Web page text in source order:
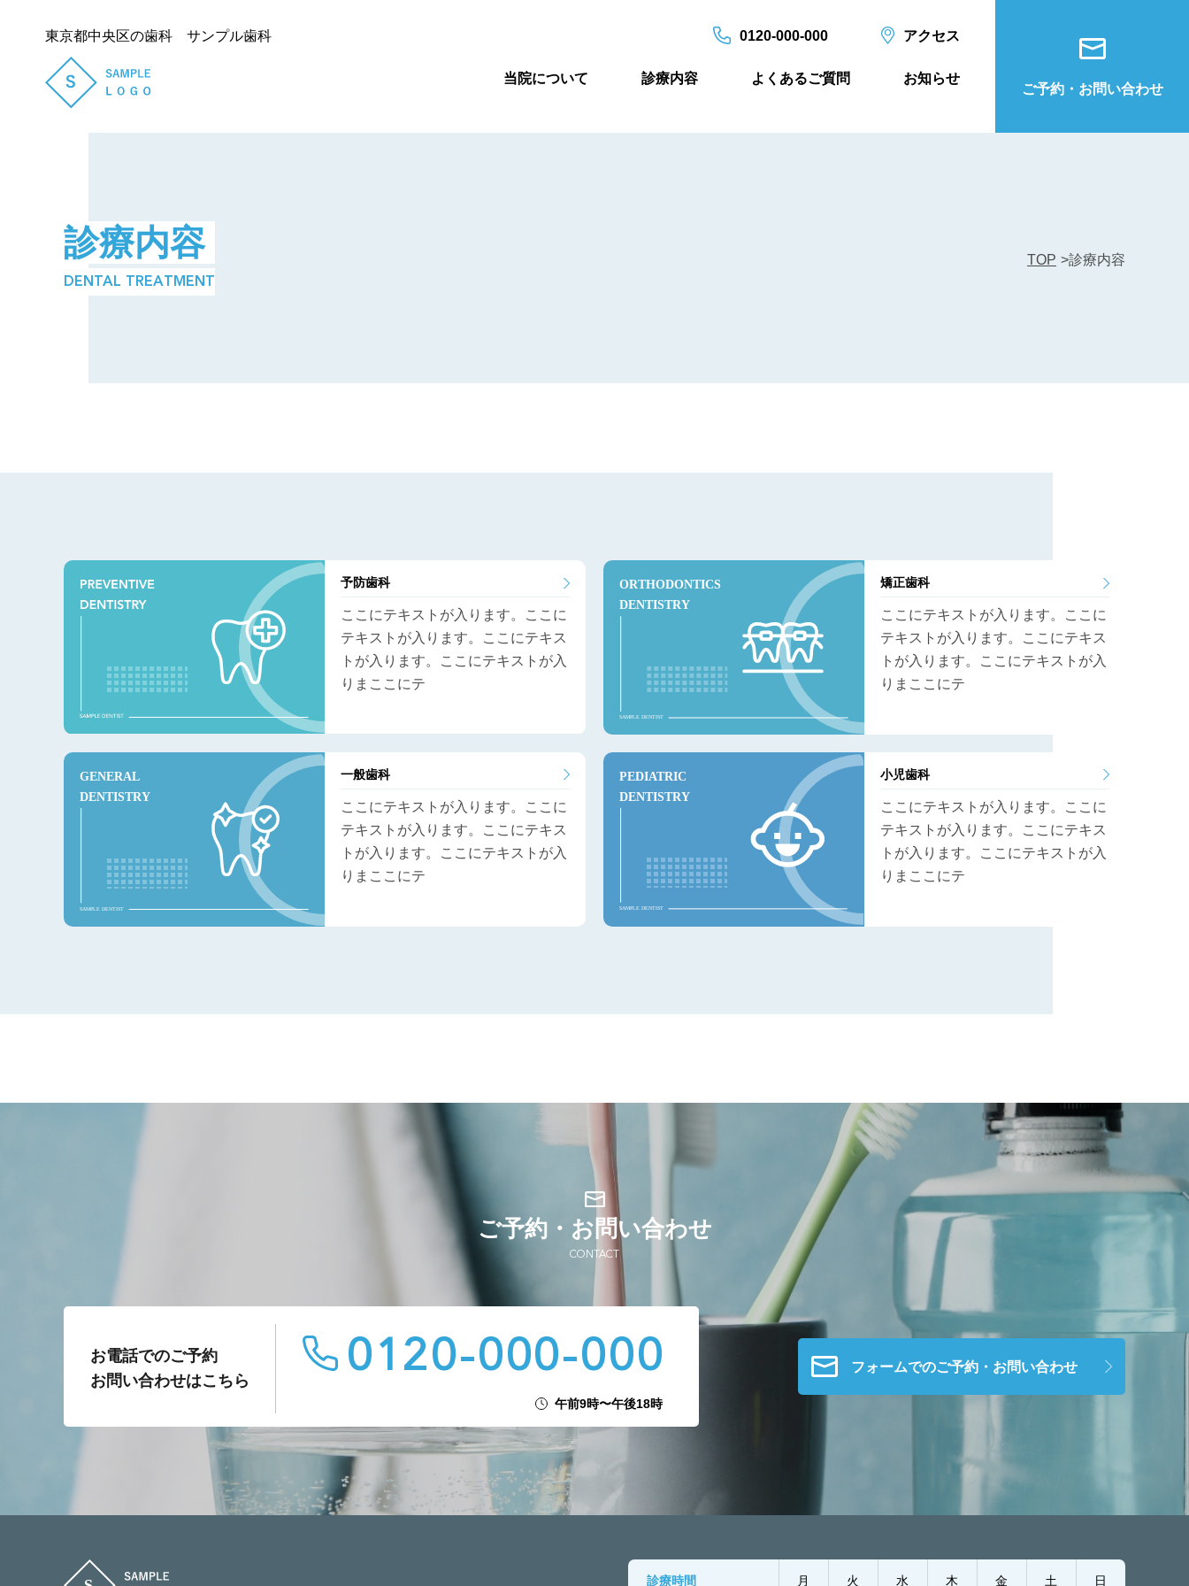
東京都中央区の歯科 サンプル歯科 0120-000-000 アクセス
当院について 診療内容 よくあるご質問 お知らせ
ご予約・お問い合わせ
診療内容
DENTAL TREATMENT
TOP >診療内容
予防歯科
ここにテキストが入ります。ここに
テキストが入ります。ここにテキス
トが入ります。ここにテキストが入
りまここにテ
矯正歯科
ここにテキストが入ります。ここに
テキストが入ります。ここにテキス
トが入ります。ここにテキストが入
りまここにテ
一般歯科
ここにテキストが入ります。ここに
テキストが入ります。ここにテキス
トが入ります。ここにテキストが入
りまここにテ
小児歯科
ここにテキストが入ります。ここに
テキストが入ります。ここにテキス
トが入ります。ここにテキストが入
りまここにテ
ご予約・お問い合わせ
CONTACT
お電話でのご予約
お問い合わせはこちら
0120-000-000
午前9時〜午後18時
フォームでのご予約・お問い合わせ
診療時間 月 火 水 木 金 土 日